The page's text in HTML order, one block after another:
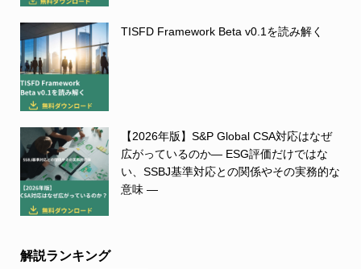
TISFD Framework Beta v0.1を読み解く
【2026年版】S&P Global CSA対応はなぜ
広がっているのか― ESG評価だけではな
い、SSBJ基準対応との関係やその実務的な
意味 ―
解説ランキング